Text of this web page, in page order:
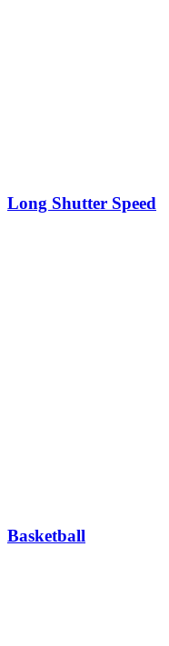
Long Shutter Speed
Basketball